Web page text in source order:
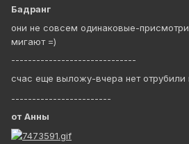
Бадранг
они не совсем одинаковые-
мигают =)
------------------------------
счас еще выложу-вчера нет отрубили
------------------------
от Анны